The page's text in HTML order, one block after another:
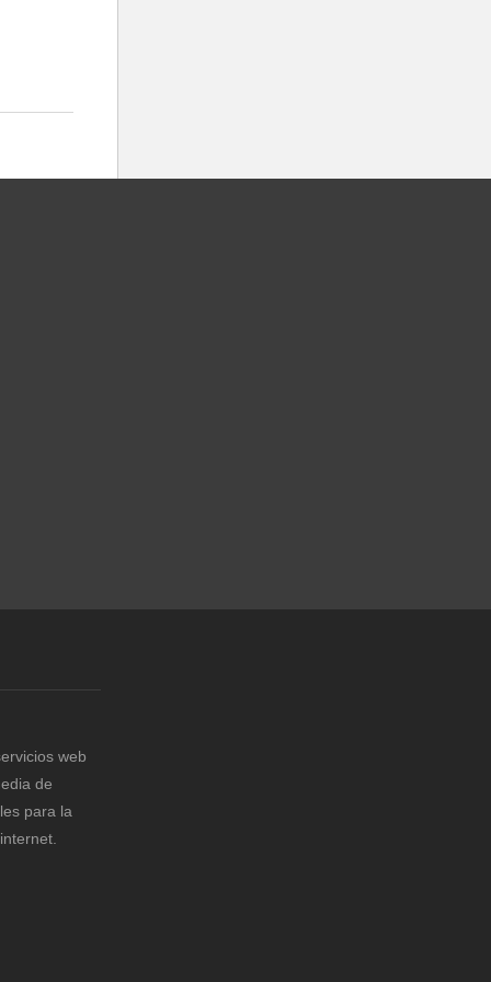
web
de
para la